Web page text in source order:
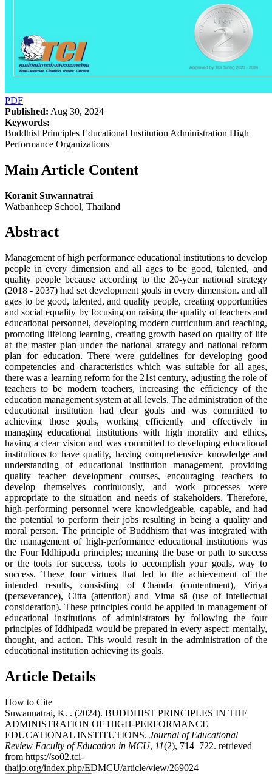
PDF
Published: Aug 30, 2024
Keywords:
Buddhist Principles Educational Institution Administration High
Performance Organizations
Main Article Content
Koranit Suwannatrai
Watbanheep School, Thailand
Abstract
Management of high performance educational institutions to develop
people in every dimension and all ages to be good, talented, and
quality people because according to the 20-year national strategy
(2018 - 2037) had set development goals in every dimension. and all
ages to be good, talented, and quality people, creating opportunities
and social equality by focusing on raising the quality of teachers and
educational personnel, developing modern curriculum and teaching,
promoting lifelong learning, creating growth based on quality of life
at the master plan under the national strategy and national reform
plan for education. There were guidelines for developing good
competencies and characteristics which was suitable for all ages,
there was a learning reform for the 21st century, adjusting the role of
teachers to be modern teachers, increasing the efficiency of the
education management system at all levels. The administration of the
educational institution had clear goals and was committed to
achieving those goals, working efficiently and effectively in
managing educational institutions with high morality and ethics,
having a clear vision and was committed to developing educational
institutions to have quality, having comprehensive knowledge and
understanding of educational institution management, providing
quality teacher development courses, encouraging teachers to
develop themselves continuously, and work processes were
appropriate to the situation and needs of stakeholders. Therefore,
high-performing personnel were knowledgeable, capable, and had
the potential to perform their jobs resulting in being a quality and
moral person. The principle of Buddhism that was integrated with
the management of high-performance educational institutions was
the Four Iddhipāda principles; meaning the base or path to success
or the tools for success, tools to accomplish your goals, way to
success. These four virtues that led to the achievement of the
intended results, consisting of Chanda (contentment), Viriya
(perseverance), Citta (attention) and Vima sā (use of intellectual
consideration). These principles could be applied in management of
educational institutions of administrators by following the four
principles of Iddhipadā would be prepared in every aspect; mentally,
thought, and action. This would result in the administration of the
educational institution achieving its goals.
Article Details
How to Cite
Suwannatrai, K. . (2024). BUDDHIST PRINCIPLES IN THE
ADMINISTRATION OF HIGH-PERFORMANCE
EDUCATIONAL INSTITUTIONS. Journal of Educational
Review Faculty of Education in MCU, 11(2), 714–722. retrieved
from https://so02.tci-
thaijo.org/index.php/EDMCU/article/view/269024